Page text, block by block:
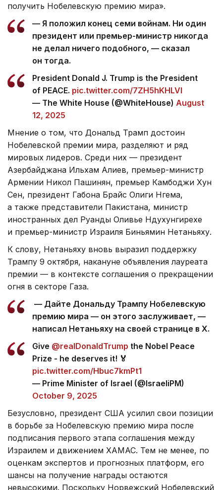
получить Нобелевскую премию мира».
— Я положил конец семи войнам. Ни один
президент или премьер-министр никогда
не делал ничего подобного, — сказал
он тогда.
President Donald J. Trump is the President
of PEACE. pic.twitter.com/7ZH5hKHLVI
— The White House (@WhiteHouse) August
12, 2025
Мнение о том, что Дональд Трамп достоин
Нобелевской премии мира, разделяют и ряд
мировых лидеров. Среди них — президент
Азербайджана Ильхам Алиев, премьер-министр
Армении Никол Пашинян, премьер Камбоджи Хун
Сен, президент Габона Брайс Олиги Нгема,
а также представители Пакистана, министр
иностранных дел Руанды Оливье Ндухунгирехе
и премьер-министр Израиля Биньямин Нетаньяху.
К слову, Нетаньяху вновь выразил поддержку
Трампу 9 октября, накануне объявления лауреата
премии — в контексте соглашения о прекращении
огня в секторе Газа.
— Дайте Дональду Трампу Нобелевскую
премию мира — он этого заслуживает, —
написал Нетаньяху на своей странице в Х.
Give @realDonaldTrump the Nobel Peace
Prize - he deserves it! 🏅
pic.twitter.com/Hbuc7kmPt1
— Prime Minister of Israel (@IsraeliPM)
October 9, 2025
Безусловно, президент США усилил свои позиции
в борьбе за Нобелевскую премию мира после
подписания первого этапа соглашения между
Израилем и движением ХАМАС. Тем не менее, по
оценкам экспертов и прогнозных платформ, его
шансы на получение награды остаются
невысокими. Поскольку Норвежский Нобелевский